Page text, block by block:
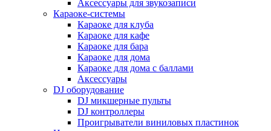
Аксессуары для звукозаписи
Караоке-системы
Караоке для клуба
Караоке для кафе
Караоке для бара
Караоке для дома
Караоке для дома с баллами
Аксессуары
DJ оборудование
DJ микшерные пульты
DJ контроллеры
Проигрыватели виниловых пластинок